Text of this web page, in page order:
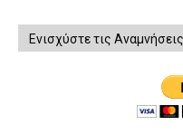
Ενισχύστε τις Αναμνήσεις